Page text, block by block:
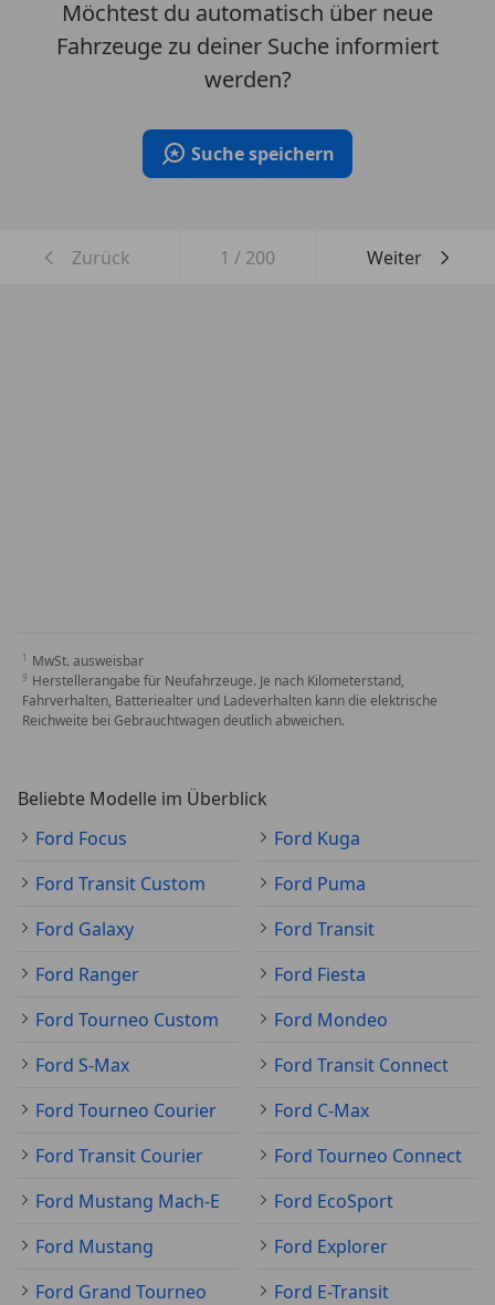
Möchtest du automatisch über neue
Fahrzeuge zu deiner Suche informiert
werden?
Suche speichern
Zurück 1 / 200 Weiter
MwSt. ausweisbar
Herstellerangabe für Neufahrzeuge. Je nach Kilometerstand,
Fahrverhalten, Batteriealter und Ladeverhalten kann die elektrische
Reichweite bei Gebrauchtwagen deutlich abweichen.
Beliebte Modelle im Überblick
Ford Focus
Ford Kuga
Ford Transit Custom
Ford Puma
Ford Galaxy
Ford Transit
Ford Ranger
Ford Fiesta
Ford Tourneo Custom
Ford Mondeo
Ford S-Max
Ford Transit Connect
Ford Tourneo Courier
Ford C-Max
Ford Transit Courier
Ford Tourneo Connect
Ford Mustang Mach-E
Ford EcoSport
Ford Mustang
Ford Explorer
Ford Grand Tourneo
Ford E-Transit